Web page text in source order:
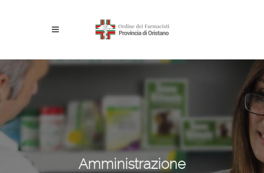
Amministrazione